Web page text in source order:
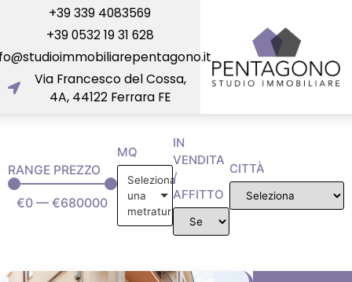
+39 339 4083569
+39 0532 19 31 628
Via Francesco del Cossa,
4A, 44122 Ferrara FE
RANGE PREZZO
€0 —€680000
MQ
Seleziona
una
metratura
IN
VENDITA
/
AFFITTO
CITTÀ